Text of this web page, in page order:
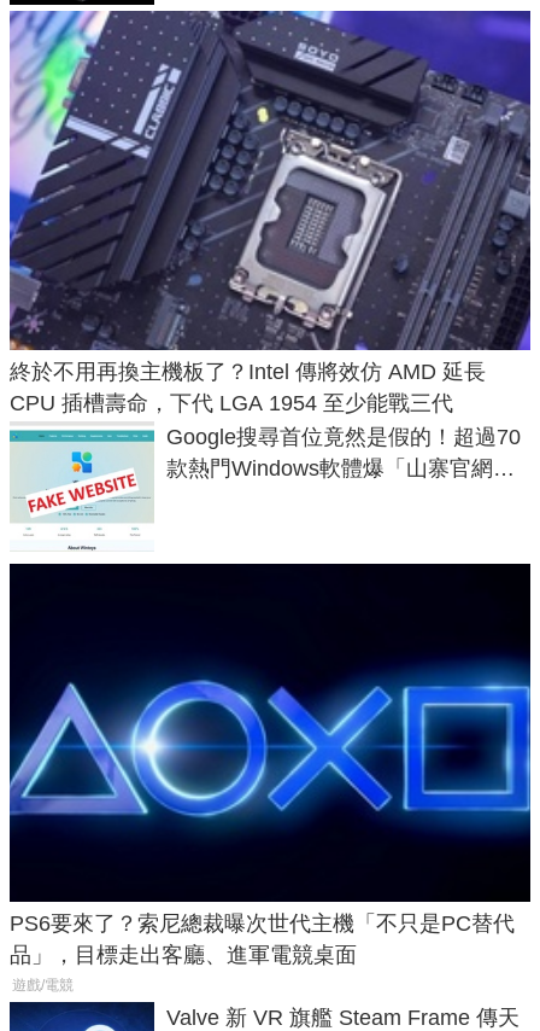
終於不用再換主機板了？Intel 傳將效仿 AMD 延長
CPU 插槽壽命，下代 LGA 1954 至少能戰三代
Google搜尋首位竟然是假的！超過70
款熱門Windows軟體爆「山寨官網」
PS6要來了？索尼總裁曝次世代主機「不只是PC替代
品」，目標走出客廳、進軍電競桌面
遊戲/電競
Valve 新 VR 旗艦 Steam Frame 傳天